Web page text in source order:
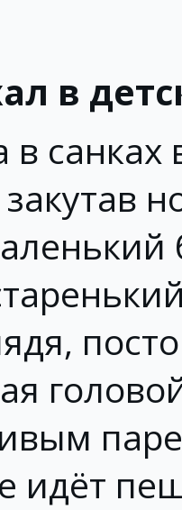
в
санках
идёт